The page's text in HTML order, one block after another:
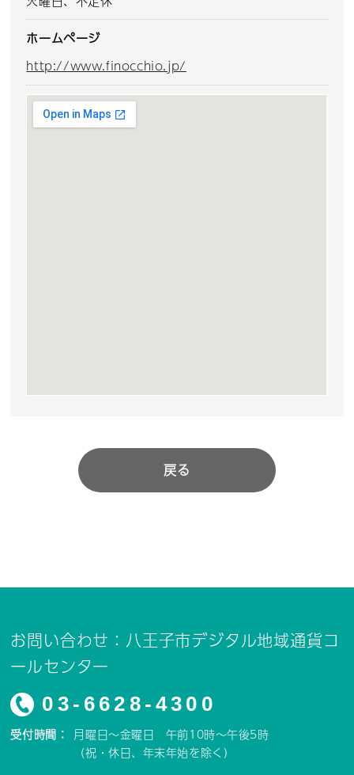
ホームページ
http://www.finocchio.jp/
戻る
お問い合わせ：八王子市デジタル地域通貨コ
ールセンター
03-6628-4300
受付時間： 月曜日～金曜日 午前10時～午後5時
（祝・休日、年末年始を除く）